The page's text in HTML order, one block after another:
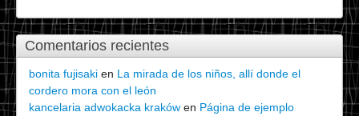
Comentarios recientes
bonita fujisaki en La mirada de los niños, allí donde el
cordero mora con el león
kancelaria adwokacka kraków en Página de ejemplo